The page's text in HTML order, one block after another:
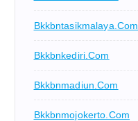
Bkkbntasikmalaya.com
Bkkbnkediri.com
Bkkbnmadiun.com
Bkkbnmojokerto.com